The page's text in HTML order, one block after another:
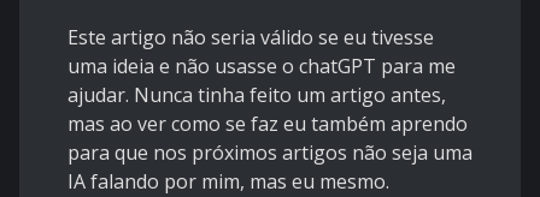
Este artigo não seria válido se eu tivesse
uma ideia e não usasse o chatGPT para me
ajudar. Nunca tinha feito um artigo antes,
mas ao ver como se faz eu também aprendo
para que nos próximos artigos não seja uma
IA falando por mim, mas eu mesmo.